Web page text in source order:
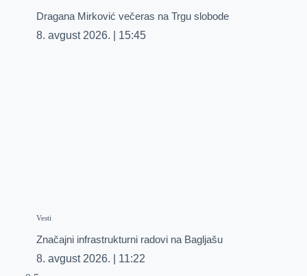
Dragana Mirković večeras na Trgu slobode
8. avgust 2026.
15:45
Vesti
Značajni infrastrukturni radovi na Bagljašu
8. avgust 2026.
11:22